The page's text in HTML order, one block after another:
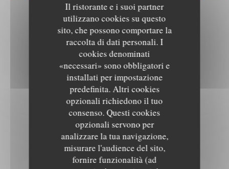
Il ristorante e i suoi partner
utilizzano cookies su questo
sito, che possono comportare la
raccolta di dati personali. I
cookies denominati
«necessari» sono obbligatori e
installati per impostazione
predefinita. Altri cookies
opzionali richiedono il tuo
consenso. Questi cookies
opzionali servono per
analizzare la tua navigazione,
misurare l'audience del sito,
fornire funzionalità (ad